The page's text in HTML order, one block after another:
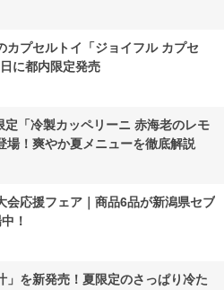
カプセルトイ「ジョイフル カプセ
に都内限定発売
定「冷製カッペリーニ 赤海老のレモ
場！爽やか夏メニューを徹底解説
会応援フェア｜商品6品が新潟県セブ
！
」を新発売！夏限定のさっぱり冷た